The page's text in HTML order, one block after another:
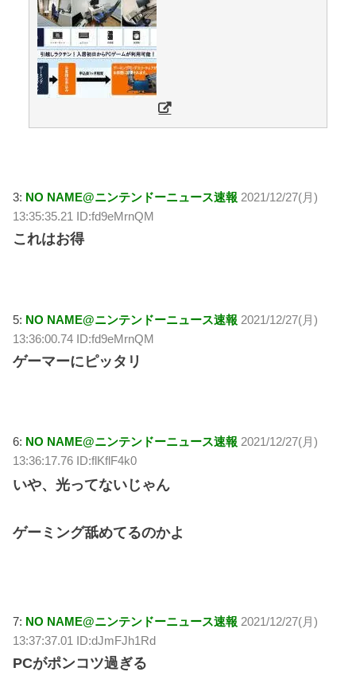
3: NO NAME@ニンテンドーニュース速報 2021/12/27(月)
13:35:35.21 ID:fd9eMrnQM
これはお得
5: NO NAME@ニンテンドーニュース速報 2021/12/27(月)
13:36:00.74 ID:fd9eMrnQM
ゲーマーにピッタリ
6: NO NAME@ニンテンドーニュース速報 2021/12/27(月)
13:36:17.76 ID:flKflF4k0
いや、光ってないじゃん
ゲーミング舐めてるのかよ
7: NO NAME@ニンテンドーニュース速報 2021/12/27(月)
13:37:37.01 ID:dJmFJh1Rd
PCがポンコツ過ぎる